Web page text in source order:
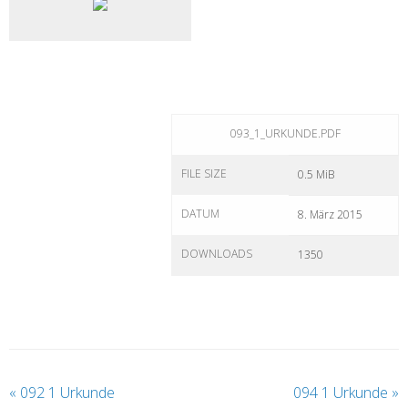
093_1_URKUNDE.PDF
FILE SIZE 0.5 MiB
DATUM 8. März 2015
DOWNLOADS 1350
« 092 1 Urkunde 094 1 Urkunde »